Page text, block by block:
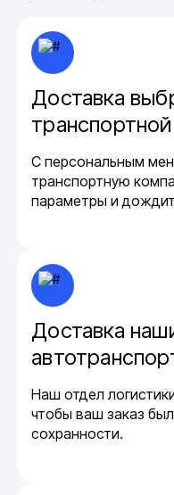
Доставка
С персональным
транспортную
параметры и
Доставка
Наш отдел
чтобы ваш заказ
сохранности.